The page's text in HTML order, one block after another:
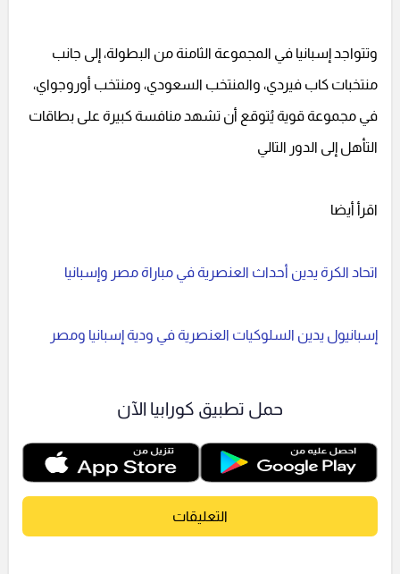
وتتواجد إسبانيا في المجموعة الثامنة من البطولة، إلى جانب
منتخبات كاب فيردي، والمنتخب السعودي، ومنتخب أوروجواي،
في مجموعة قوية يُتوقع أن تشهد منافسة كبيرة على بطاقات
التأهل إلى الدور التالي
اقرأ أيضا
اتحاد الكرة يدين أحداث العنصرية في مباراة مصر وإسبانيا
إسبانيول يدين السلوكيات العنصرية في ودية إسبانيا ومصر
حمل تطبيق كورابيا الآن
التعليقات